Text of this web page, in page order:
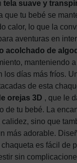
tela suave y
que tu bebé se
calor, lo que la
aventuras en
acolchado de
manteniendo
los días más fríos.
de esta
orejas 3D , que le
de tu bebé. La
sino que
más adorable.
es fácil de
sin